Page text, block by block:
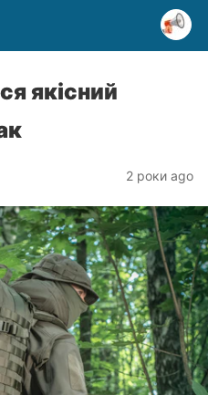
якісний
2 роки ago